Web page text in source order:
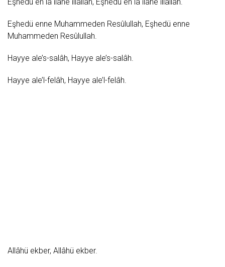
Eşhedü enne Muhammeden Resûlullah, Eşhedü enne
Muhammeden Resûlullah.
Hayye ale’s-salâh, Hayye ale’s-salâh.
Hayye ale’l-felâh, Hayye ale’l-felâh.
Allâhü ekber, Allâhü ekber.